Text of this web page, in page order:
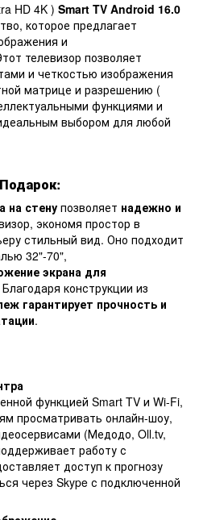
HD 4K ) Smart TV Android 16.0
которое предлагает
и
телевизор позволяет
и четкостью изображения
матрице и разрешению (
функциями и
выбором для любой
на стену позволяет надежно и
экономя простор в
стильный вид. Оно подходит
32"-70",
экрана для
Благодаря конструкции из
гарантирует прочность и
.
функцией Smart TV и Wi-Fi,
просматривать онлайн-шоу,
(Медодо, Oll.tv,
работу с
доступ к прогнозу
через Skype с подключенной